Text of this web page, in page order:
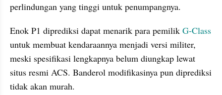
perlindungan yang tinggi untuk penumpangnya.
Enok P1 diprediksi dapat menarik para pemilik
untuk membuat kendaraannya menjadi versi militer,
meski spesifikasi lengkapnya belum diungkap lewat
situs resmi ACS. Banderol modifikasinya pun diprediksi
tidak akan murah.